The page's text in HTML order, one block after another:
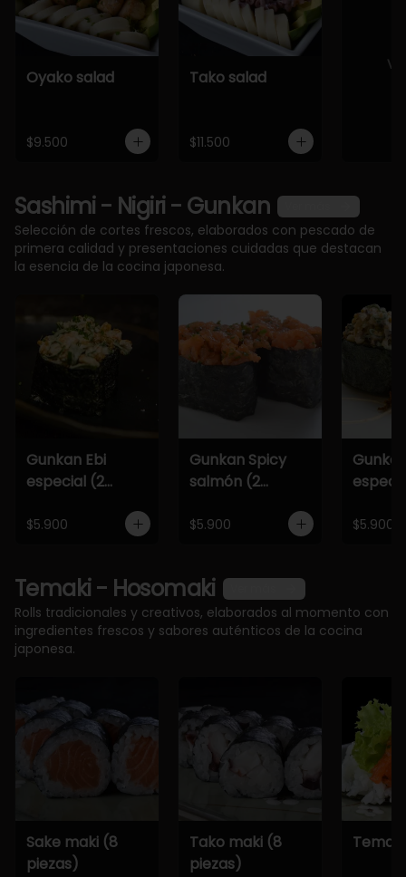
Oyako salad
$9.500
Tako salad
$11.500
Sashimi - Nigiri - Gunkan
Selección de cortes frescos, elaborados con pescado de
primera calidad y presentaciones cuidadas que destacan
la esencia de la cocina japonesa.
Gunkan Ebi
especial (2
$5.900
Gunkan Spicy
salmón (2
$5.900 $5.900
Temaki - Hosomaki
Rolls tradicionales y creativos, elaborados al momento con
ingredientes frescos y sabores auténticos de la cocina
japonesa.
Sake maki (8
piezas)
Tako maki (8
piezas)